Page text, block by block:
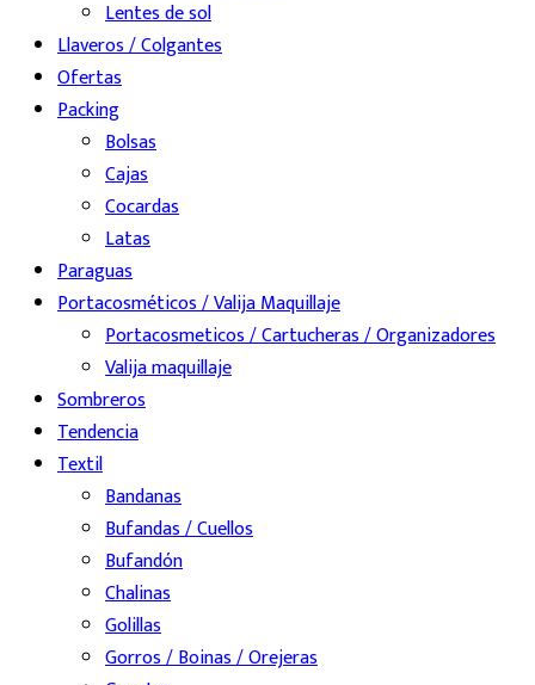
Lentes de sol
Llaveros / Colgantes
Ofertas
Packing
Bolsas
Cajas
Cocardas
Latas
Paraguas
Portacosméticos / Valija Maquillaje
Portacosmeticos / Cartucheras / Organizadores
Valija maquillaje
Sombreros
Tendencia
Textil
Bandanas
Bufandas / Cuellos
Bufandón
Chalinas
Golillas
Gorros / Boinas / Orejeras